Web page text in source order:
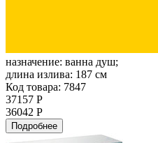
назначение: ванна душ;
длина излива: 187 см
Код товара: 7847
37157 Р
36042 Р
Подробнее